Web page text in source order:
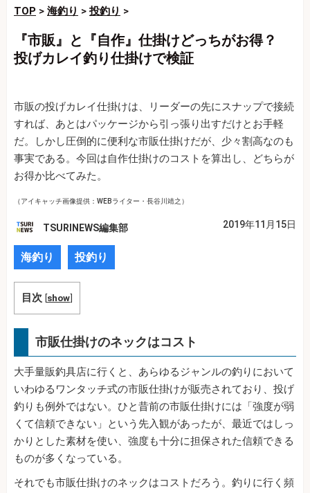
TOP > 海釣り > 投釣り >
『市販』と『自作』仕掛けどっちがお得？
投げカレイ釣り仕掛けで検証
市販の投げカレイ仕掛けは、リーダーの先にスナップで接続
すれば、あとはパッケージから引っ張り出すだけとお手軽
だ。しかし圧倒的に便利な市販仕掛けだが、少々割高なのも
事実である。今回は自作仕掛けのコストを算出し、どちらが
お得か比べてみた。
（アイキャッチ画像提供：WEBライター・長谷川靖之）
TSURINEWS編集部 2019年11月15日
海釣り 投釣り
目次 [show]
市販仕掛けのネックはコスト
大手量販釣具店に行くと、あらゆるジャンルの釣りにおいて
いわゆるワンタッチ式の市販仕掛けが販売されており、投げ
釣りも例外ではない。ひと昔前の市販仕掛けには「強度が弱
くて信頼できない」という先入観があったが、最近ではしっ
かりとした素材を使い、強度も十分に担保された信頼できる
ものが多くなっている。
それでも市販仕掛けのネックはコストだろう。釣りに行く頻